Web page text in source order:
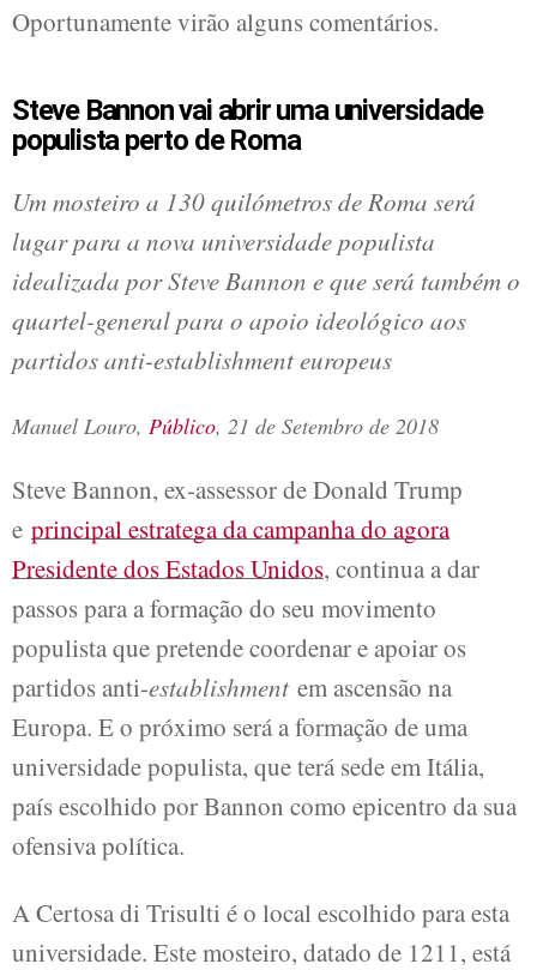
Oportunamente virão alguns comentários.
Steve Bannon vai abrir uma universidade
populista perto de Roma
Um mosteiro a 130 quilómetros de Roma será
lugar para a nova universidade populista
idealizada por Steve Bannon e que será também o
quartel-general para o apoio ideológico aos
partidos anti-establishment europeus
Manuel Louro, Público, 21 de Setembro de 2018
Steve Bannon, ex-assessor de Donald Trump
e principal estratega da campanha do agora
Presidente dos Estados Unidos, continua a dar
passos para a formação do seu movimento
populista que pretende coordenar e apoiar os
partidos anti-establishment em ascensão na
Europa. E o próximo será a formação de uma
universidade populista, que terá sede em Itália,
país escolhido por Bannon como epicentro da sua
ofensiva política.
A Certosa di Trisulti é o local escolhido para esta
universidade. Este mosteiro, datado de 1211, está